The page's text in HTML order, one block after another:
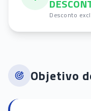
Desconto
Objetivo